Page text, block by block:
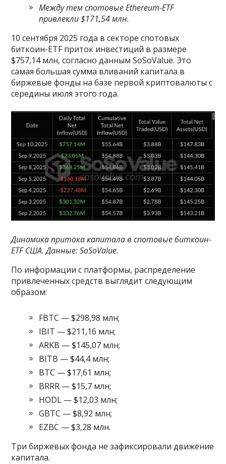
Между тем спотовые Ethereum-ETF
привлекли $171,54 млн.
10 сентября 2025 года в секторе спотовых
биткоин-ETF приток инвестиций в размере
$757,14 млн, согласно данным SoSoValue. Это
самая большая сумма вливаний капитала в
биржевые фонды на базе первой криптовалюты с
середины июля этого года.
Динамика притока капитала в спотовые биткоин-
ETF США. Данные:SoSoValue.
По информации с платформы, распределение
привлеченных средств выглядит следующим
образом:
FBTC — $298,98 млн;
IBIT — $211,16 млн;
ARKB — $145,07 млн;
BITB — $44,4 млн;
BTC — $17,61 млн;
BRRR — $15,7 млн;
HODL — $12,03 млн;
GBTC — $8,92 млн;
EZBC — $3,28 млн.
Три биржевых фонда не зафиксировали движение
капитала.